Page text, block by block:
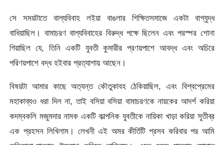
সে সময়টাতে বাল্যবিবাহ লইয়া বাঙলার শিক্ষিতসমাজে একটা বাগ্‌যুদ্ধ
বাধিয়াছিল। বামাচরণ বাল্যবিবাহের বিরুদ্ধ পক্ষে ছিলেন এবং পরস্পর শােনা
গিয়াছিল যে, তিনি একটি যুবতী কুমারীর প্রণয়পাশে আবদ্ধ এবং অচিরে
পরিণয়পাশে বদ্ধ হইবার প্রত্যাশায় আছেন।
বিষয়টা আমার কাছে অত্যন্ত কৌতুকাবহ ঠেকিয়াছিল, এবং বিশ্বপ্রেমের
মহাকাব্যও ধরা দিল না, তাই বসিয়া বসিয়া বামাচরণকে নায়কের আদর্শ করিয়া
কদম্বকলি মজুমদার নামক একটি কাল্পনিক যুবতীকে নায়িকা খাড়া করিয়া সুতীব্র
এক প্রহসনলিখিলাম। লেখনী এই অমর কীর্তিটি প্রসব করিবার পর আমি